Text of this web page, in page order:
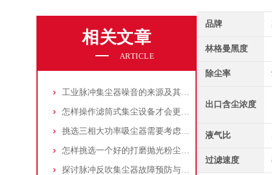
相关文章
ARTICLE
工业脉冲集尘器噪音的来源及其控制策略
怎样操作滤筒式集尘设备才会更安全
挑选三相大功率吸尘器需要考虑哪些问题？
怎样挑选一个好的打磨抛光粉尘吸尘器
探讨脉冲反吹集尘器故障预防与维护要点
品牌
林格曼黑度
除尘率
出口含尘浓度
液气比
过滤速度